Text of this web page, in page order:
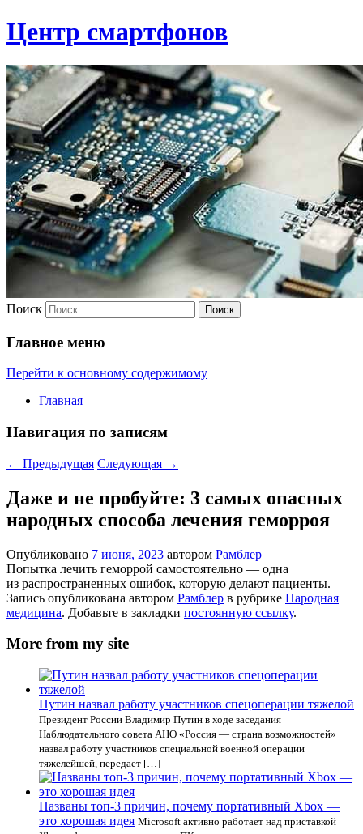
Центр смартфонов
Поиск
Главное меню
Перейти к основному содержимому
Главная
Навигация по записям
← Предыдущая Следующая →
Даже и не пробуйте: 3 самых опасных
народных способа лечения геморроя
Опубликовано 7 июня, 2023 автором Рамблер
Попытка лечить геморрой самостоятельно — одна
из распространенных ошибок, которую делают пациенты.
Запись опубликована автором Рамблер в рубрике Народная
медицина. Добавьте в закладки постоянную ссылку.
More from my site
Путин назвал работу участников спецоперации тяжелой
Президент России Владимир Путин в ходе заседания
Наблюдательного совета АНО «Россия — страна возможностей»
назвал работу участников специальной военной операции
тяжелейшей, передает […]
Названы топ-3 причин, почему портативный Xbox —
это хорошая идея Microsoft активно работает над приставкой